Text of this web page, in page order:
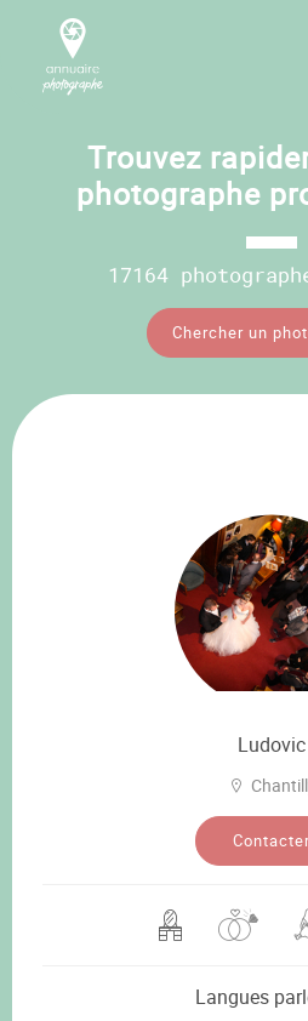
Trouvez
photographe
17164
Chercher un
Ludovic
Langues